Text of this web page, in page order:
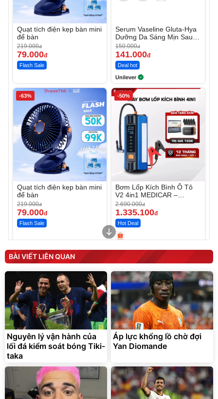
Quạt tích điện kẹp bàn mini
để bàn
219.000đ
79.000đ
Flash Sale
Serum Vaseline Gluta-Hya
Dưỡng Da Sáng Mịn Sau 7
Ngày
150.000đ
141.000đ
Deal hot
Unilever
-63%
Quạt tích điện kẹp bàn mini
để bàn
219.000đ
79.000đ
Flash Sale
-50%
Bơm Lốp Kích Bình Ô Tô
V2 4in1 MEDICAR –
12.000mAh
2.690.000đ
1.335.100đ
Hot Deal
Máy ép chậm trái cây
Elmich JEE 1855OL
3.000.000đ
2.143.650 đ
Flash Sale
Máy rửa xe cầm tay xịt rửa
cao áp có tạo bọt tuyết
399.000 đ
Đã bán nhiều
BÀI VIẾT LIÊN QUAN
Nguyên lý vận hành của
lối đá kiểm soát bóng Tiki-
taka
Áp lực khổng lồ chờ đợi
Yan Diomande